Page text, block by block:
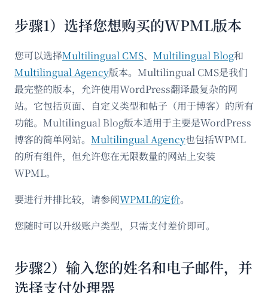
步骤1）选择您想购买的WPML版本
您可以选择Multilingual CMS、 Multilingual Blog和
Multilingual Agency版本。Multilingual CMS是我们
最完整的版本，允许使用WordPress翻译最复杂的网
站。它包括页面、自定义类型和帖子（用于博客）的所有
功能。Multilingual Blog版本适用于主要是WordPress
博客的简单网站。 Multilingual Agency也包括WPML
的所有组件，但允许您在无限数量的网站上安装
WPML。
要进行并排比较，请参阅WPML的定价。
您随时可以升级账户类型，只需支付差价即可。
步骤2）输入您的姓名和电子邮件，并
选择支付处理器